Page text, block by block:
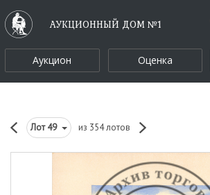
АУКЦИОННЫЙ ДОМ №1
Аукцион Оценка
Лот49 из 354 лотов